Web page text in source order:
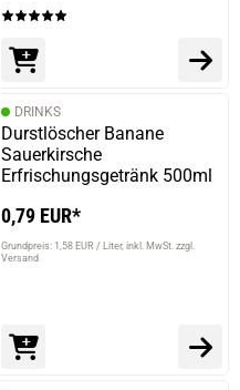
DRINKS
Durstlöscher Banane
Sauerkirsche
Erfrischungsgetränk 500ml
0,79 EUR*
Grundpreis: 1,58 EUR / Liter inkl. MwSt. zzgl.
Versand